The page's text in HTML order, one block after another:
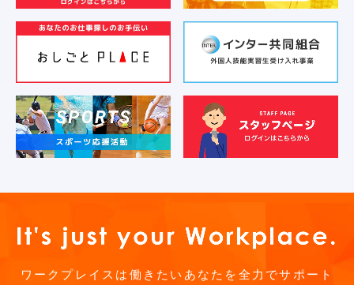
ワークプレイスは働きたいあなたを全力でサポート